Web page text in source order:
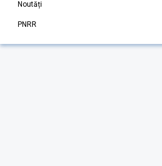
Noutăți
PNRR